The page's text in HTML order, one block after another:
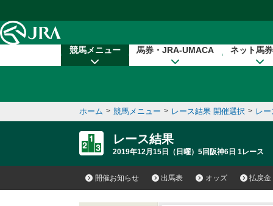
競馬メニュー 馬券・JRA-UMACA ネット馬
ホーム > 競馬メニュー > レース結果 開催選択 > レ
レース結果
2019年12月15日（日曜）5回阪神6日 1レース
開催お知らせ 出馬表 オッズ 払戻金